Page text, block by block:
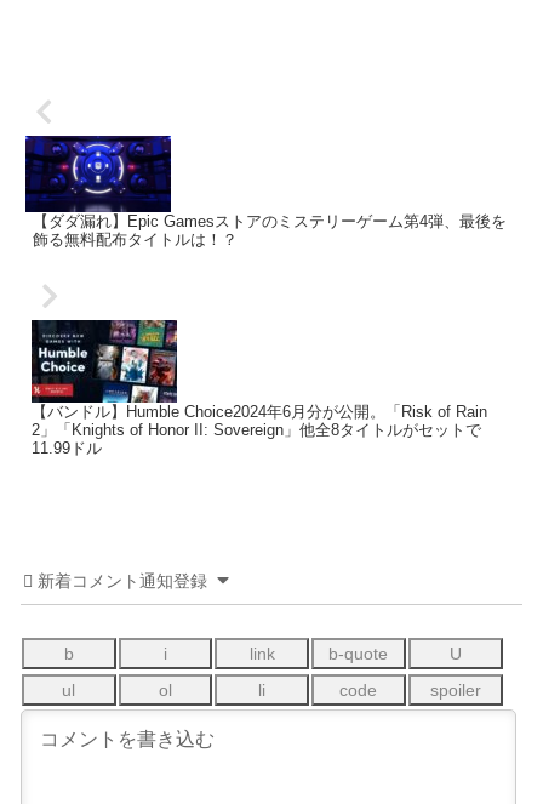
【ダダ漏れ】Epic Gamesストアのミステリーゲーム第4弾、最後を
飾る無料配布タイトルは！？
【バンドル】Humble Choice2024年6月分が公開。「Risk of Rain
2」「Knights of Honor II: Sovereign」他全8タイトルがセットで
11.99ドル
新着コメント通知登録